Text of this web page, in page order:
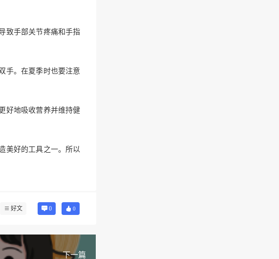
致手部关节疼痛和手指
手。在夏季时也要注意
好地吸收营养并维持健
美好的工具之一。所以
好文 0 0
下一篇